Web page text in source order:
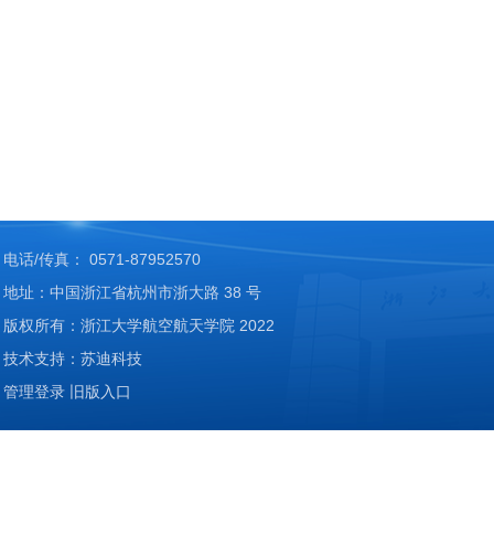
电话/传真： 0571-87952570
地址：中国浙江省杭州市浙大路 38 号
版权所有：浙江大学航空航天学院 2022
技术支持：苏迪科技
管理登录 旧版入口